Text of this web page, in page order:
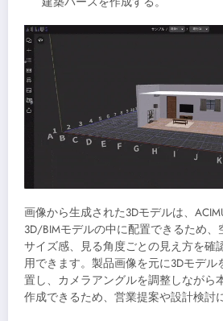
画像から生成された3Dモデルは、
3D/BIMモデルの中に配置できるため
サイズ感、見る角度ごとの見え方を確
用できます。製品画像を元に3Dモデル
置し、カメラアングルを調整しながら
作成できるため、営業提案や設計検討